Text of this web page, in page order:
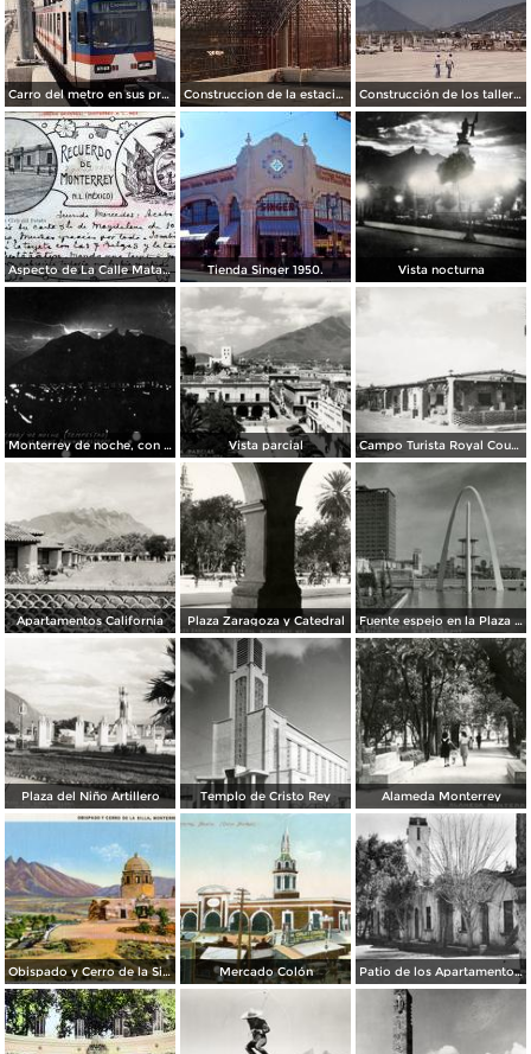
Carro del metro en sus primeras pruebas durante 1990 Construccion de la estacion cuauhtemoc Construcción de los talleres del metro
Aspecto de La Calle Matamoros ( Circulada el 8 de Abril de 1912 ). Tienda Singer 1950. Vista nocturna
Monterrey de noche, con tempestad Vista parcial Campo Turista Royal Courts
Apartamentos California Plaza Zaragoza y Catedral Fuente espejo en la Plaza Zaragoza
Plaza del Niño Artillero Templo de Cristo Rey Alameda Monterrey
Obispado y Cerro de la Silla Mercado Colón Patio de los Apartamentos Regina